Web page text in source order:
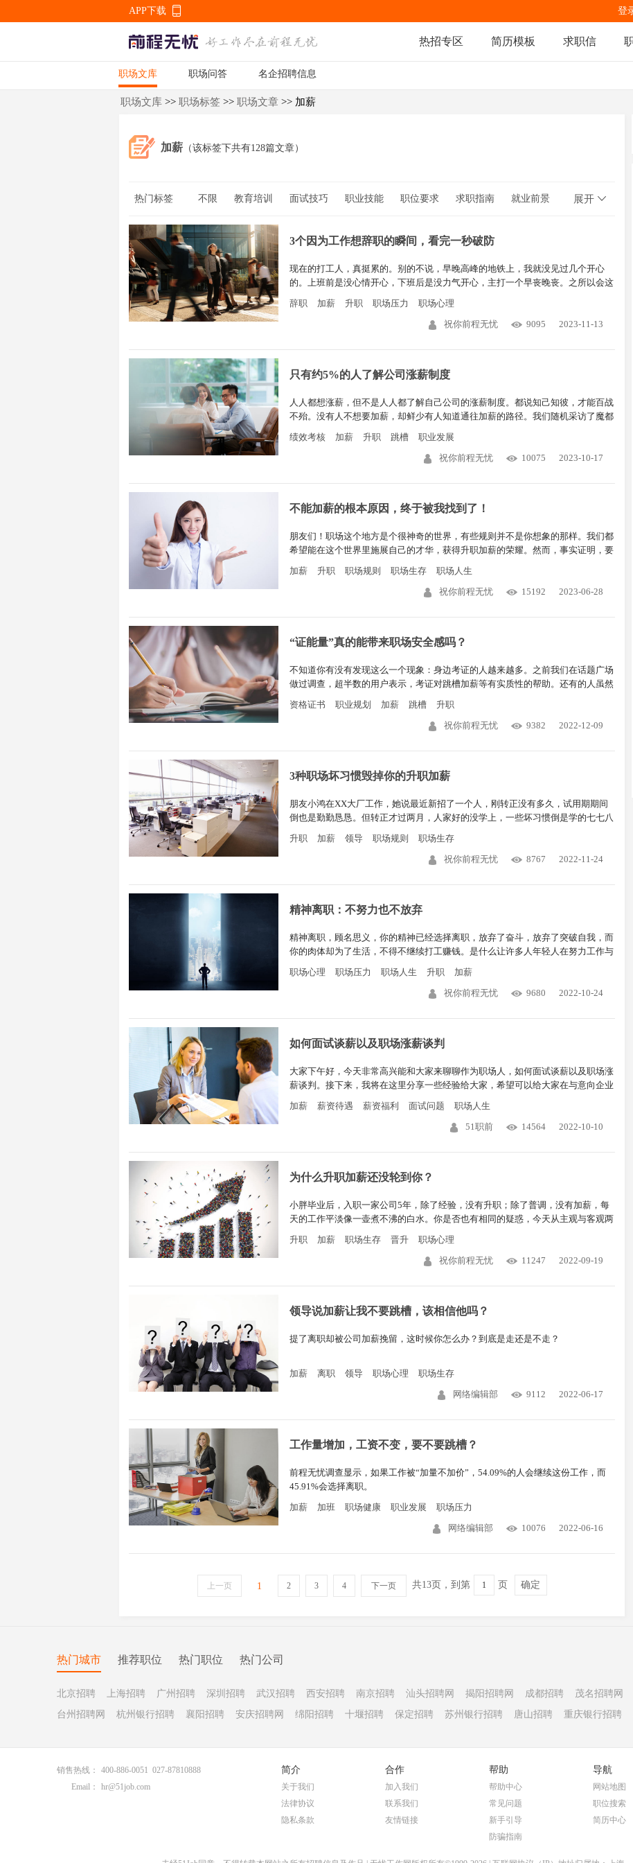
APP下载
APP下载
登
热招专区 简历模板 求职信
职场文库 职场问答 名企招聘信息
职场文库 >> 职场标签 >> 职场文章 >> 加薪
加薪 （该标签下共有128篇文章）
热门标签 不限 教育培训 面试技巧 职业技能 职位要求 求职指南 就业前景 展开
3个因为工作想辞职的瞬间，看完一秒破防
现在的打工人，真挺累的。别的不说，早晚高峰的地铁上，我就没见过几个开心
的。上班前是没心情开心，下班后是没力气开心，主打一个早丧晚丧。之所以会这
样，说到底还是工作中让人心累的事太多，有的忍忍还能过去，有的真想让人连夜
辞职，就比如说下面这三个瞬间~
辞职 加薪 升职 职场压力
职场心理
祝你前程无忧
9095 2023-11-13
只有约5%的人了解公司涨薪制度
人人都想涨薪，但不是人人都了解自己公司的涨薪制度。都说知己知彼，才能百战
不殆。没有人不想要加薪，却鲜少有人知道通往加薪的路径。我们随机采访了魔都
的数十个小伙伴，才发现，真正了解内部涨薪机制的，屈指可数。
绩效考核 加薪 升职 跳槽
职业发展
祝你前程无忧
10075 2023-10-17
不能加薪的根本原因，终于被我找到了！
朋友们！职场这个地方是个很神奇的世界，有些规则并不是你想象的那样。我们都
希望能在这个世界里施展自己的才华，获得升职加薪的荣耀。然而，事实证明，要
想升职加薪并不是一件容易的事情。今天，我要与你们分享一些我在这个职场世界
中踩过的雷，以及我对于升职加薪的独特见解。
加薪 升职 职场规则 职场生存
职场人生
祝你前程无忧
15192 2023-06-28
“证能量”真的能带来职场安全感吗？
不知道你有没有发现这么一个现象：身边考证的人越来越多。之前我们在话题广场
做过调查，超半数的用户表示，考证对跳槽加薪等有实质性的帮助。还有的人虽然
没有直接跳槽加薪，但本着证多不压身的心理，考证大大提升了他们的职场安全
感。
资格证书 职业规划 加薪 跳槽
升职
祝你前程无忧
9382 2022-12-09
3种职场坏习惯毁掉你的升职加薪
朋友小鸿在XX大厂工作，她说最近新招了一个人，刚转正没有多久，试用期期间
倒也是勤勤恳恳。但转正才过两月，人家好的没学上，一些坏习惯倒是学的七七八
八。我一细问，原来都是小事儿没做好呀——看着不大不小，但着实会影响未来的
职场发展。
升职 加薪 领导 职场规则
职场生存
祝你前程无忧
8767 2022-11-24
精神离职：不努力也不放弃
精神离职，顾名思义，你的精神已经选择离职，放弃了奋斗，放弃了突破自我，而
你的肉体却为了生活，不得不继续打工赚钱。是什么让许多人年轻人在努力工作与
安于现状中选择了后者？
职场心理 职场压力 职场人生 升职
加薪
祝你前程无忧
9680 2022-10-24
如何面试谈薪以及职场涨薪谈判
大家下午好，今天非常高兴能和大家来聊聊作为职场人，如何面试谈薪以及职场涨
薪谈判。接下来，我将在这里分享一些经验给大家，希望可以给大家在与意向企业
面试官谈薪资的时候，在企业工作了多年想与领导提涨薪时有一些帮助。
加薪 薪资待遇 薪资福利 面试问题
职场人生
51职前
14564 2022-10-10
为什么升职加薪还没轮到你？
小胖毕业后，入职一家公司5年，除了经验，没有升职；除了普调，没有加薪，每
天的工作平淡像一壶煮不沸的白水。你是否也有相同的疑惑，今天从主观与客观两
方面原因告诉你其中的道理。
升职 加薪 职场生存 晋升
职场心理
祝你前程无忧
11247 2022-09-19
领导说加薪让我不要跳槽，该相信他吗？
提了离职却被公司加薪挽留，这时候你怎么办？到底是走还是不走？
加薪 离职 领导 职场心理
职场生存
网络编辑部
9112 2022-06-17
工作量增加，工资不变，要不要跳槽？
前程无忧调查显示，如果工作被“加量不加价”，54.09%的人会继续这份工作，而
45.91%会选择离职。
加薪
加班 职场健康 职业发展
职场压力
网络编辑部
10076 2022-06-16
上一页 1 2 3 4 下一页 共13页，到第 页 确定
热门城市 推荐职位 热门职位 热门公司
北京招聘 上海招聘 广州招聘 深圳招聘 武汉招聘 西安招聘 南京招聘 汕头招聘网 揭阳招聘网 成都招聘 茂名招聘网
台州招聘网
杭州银行招聘 襄阳招聘 安庆招聘网 绵阳招聘 十堰招聘 保定招聘 苏州银行招聘 唐山招聘 重庆银行招聘
销售热线：
400-886-0051 027-87810888
Email：
hr@51job.com
简介
关于我们
法律协议
隐私条款
合作
加入我们
联系我们
友情链接
帮助
帮助中心
常见问题
新手引导
防骗指南
导航
网站地图
职位搜索
简历中心